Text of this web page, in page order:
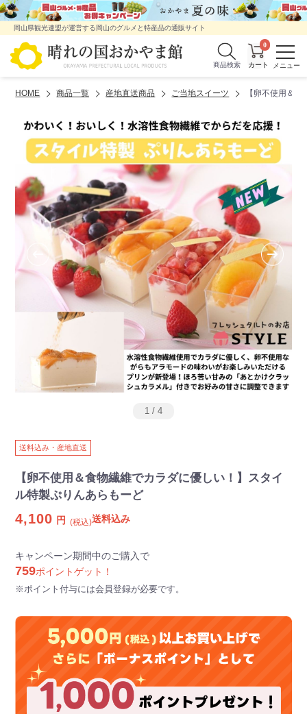
岡山県観光連盟が運営する岡山のグルメと特産品の通販サイト
商品検索
0
HOME 商品一覧 産地直送商品 ご当地スイーツ 【卵不使用＆
1 / 4
送料込み・産地直送
【卵不使用＆食物繊維でカラダに優しい！】スタイ
ル特製ぷりんあらもーど
4,100 円 (税込)送料込み
キャンペーン期間中のご購入で
759ポイントゲット！
※ポイント付与には会員登録が必要です。